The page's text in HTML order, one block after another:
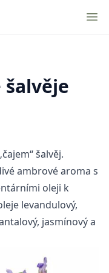
šalvěje
šalvěj.
ambrové aroma s
oleji k
levandulový,
jasmínový a